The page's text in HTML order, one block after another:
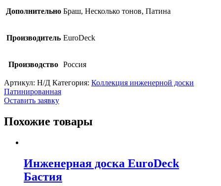
Дополнительно Браш, Несколько тонов, Патина
Производитель EuroDeck
Производство Россия
Артикул: Н/Д Категория: Коллекция инженерной доски
Патинированная
Оставить заявку
Похожие товары
Инженерная доска EuroDeck
Бастия